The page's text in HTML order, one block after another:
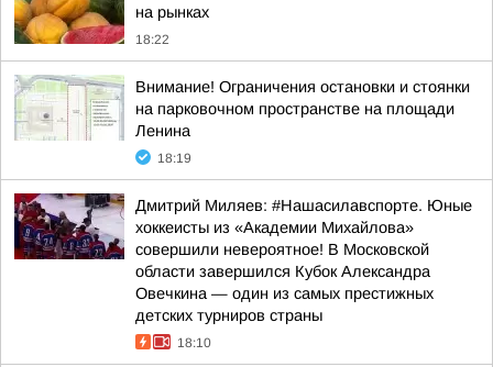
на рынках
18:22
Внимание! Ограничения остановки и стоянки
на парковочном пространстве на площади
Ленина
18:19
Дмитрий Миляев: #Нашасилавспорте. Юные
хоккеисты из «Академии Михайлова»
совершили невероятное! В Московской
области завершился Кубок Александра
Овечкина — один из самых престижных
детских турниров страны
18:10